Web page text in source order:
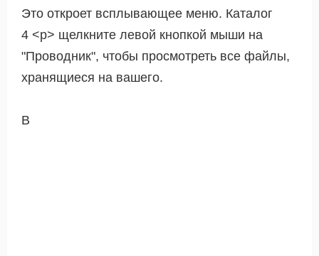
Это откроет всплывающее меню. Каталог
4 <р> щелкните левой кнопкой мыши на
"Проводник", чтобы просмотреть все файлы,
хранящиеся на вашего.
В